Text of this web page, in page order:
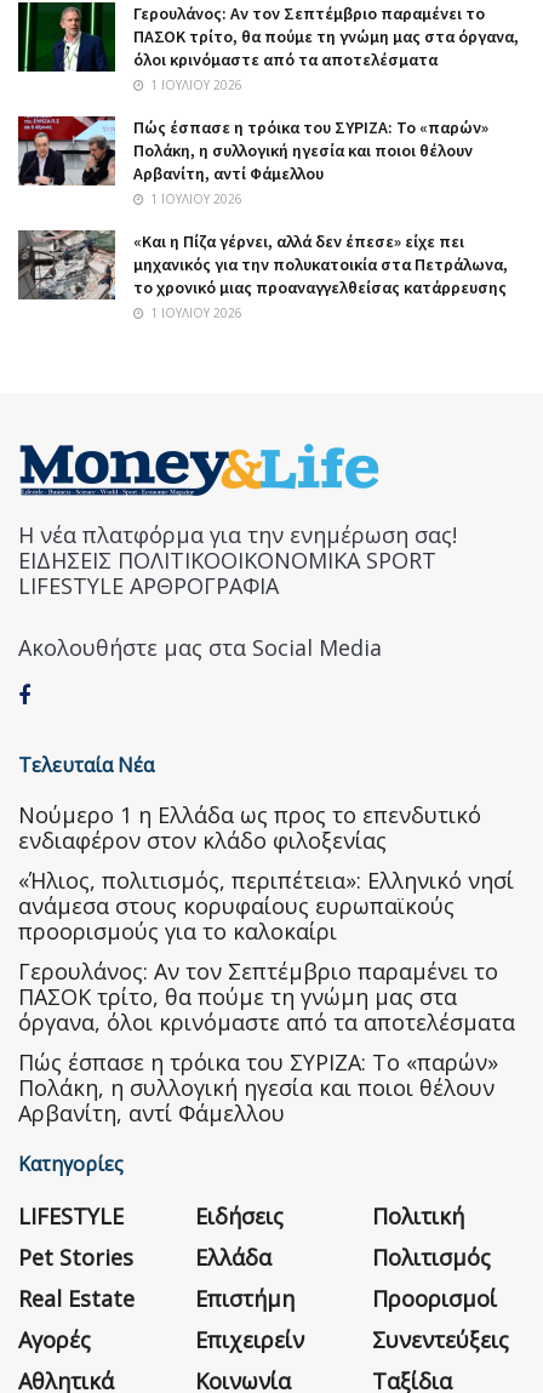
Γερουλάνος: Αν τον Σεπτέμβριο παραμένει το
ΠΑΣΟΚ τρίτο, θα πούμε τη γνώμη μας στα όργανα,
όλοι κρινόμαστε από τα αποτελέσματα
1 ΙΟΥΛΊΟΥ 2026
Πώς έσπασε η τρόικα του ΣΥΡΙΖΑ: Το «παρών»
Πολάκη, η συλλογική ηγεσία και ποιοι θέλουν
Αρβανίτη, αντί Φάμελλου
1 ΙΟΥΛΊΟΥ 2026
«Και η Πίζα γέρνει, αλλά δεν έπεσε» είχε πει
μηχανικός για την πολυκατοικία στα Πετράλωνα,
το χρονικό μιας προαναγγελθείσας κατάρρευσης
1 ΙΟΥΛΊΟΥ 2026
Η νέα πλατφόρμα για την ενημέρωση σας!
ΕΙΔΗΣΕΙΣ ΠΟΛΙΤΙΚΟΟΙΚΟΝΟΜΙΚΑ SPORT
LIFESTYLE ΑΡΘΡΟΓΡΑΦΙΑ
Ακολουθήστε μας στα Social Media
Τελευταία Νέα
Nούμερο 1 η Ελλάδα ως προς το επενδυτικό
ενδιαφέρον στον κλάδο φιλοξενίας
«Ήλιος, πολιτισμός, περιπέτεια»: Ελληνικό νησί
ανάμεσα στους κορυφαίους ευρωπαϊκούς
προορισμούς για το καλοκαίρι
Γερουλάνος: Αν τον Σεπτέμβριο παραμένει το
ΠΑΣΟΚ τρίτο, θα πούμε τη γνώμη μας στα
όργανα, όλοι κρινόμαστε από τα αποτελέσματα
Πώς έσπασε η τρόικα του ΣΥΡΙΖΑ: Το «παρών»
Πολάκη, η συλλογική ηγεσία και ποιοι θέλουν
Αρβανίτη, αντί Φάμελλου
Κατηγορίες
LIFESTYLE
Pet Stories
Real Estate
Αγορές
Αθλητικά
Ειδήσεις
Ελλάδα
Επιστήμη
Επιχειρείν
Κοινωνία
Πολιτική
Πολιτισμός
Προορισμοί
Συνεντεύξεις
Ταξίδια